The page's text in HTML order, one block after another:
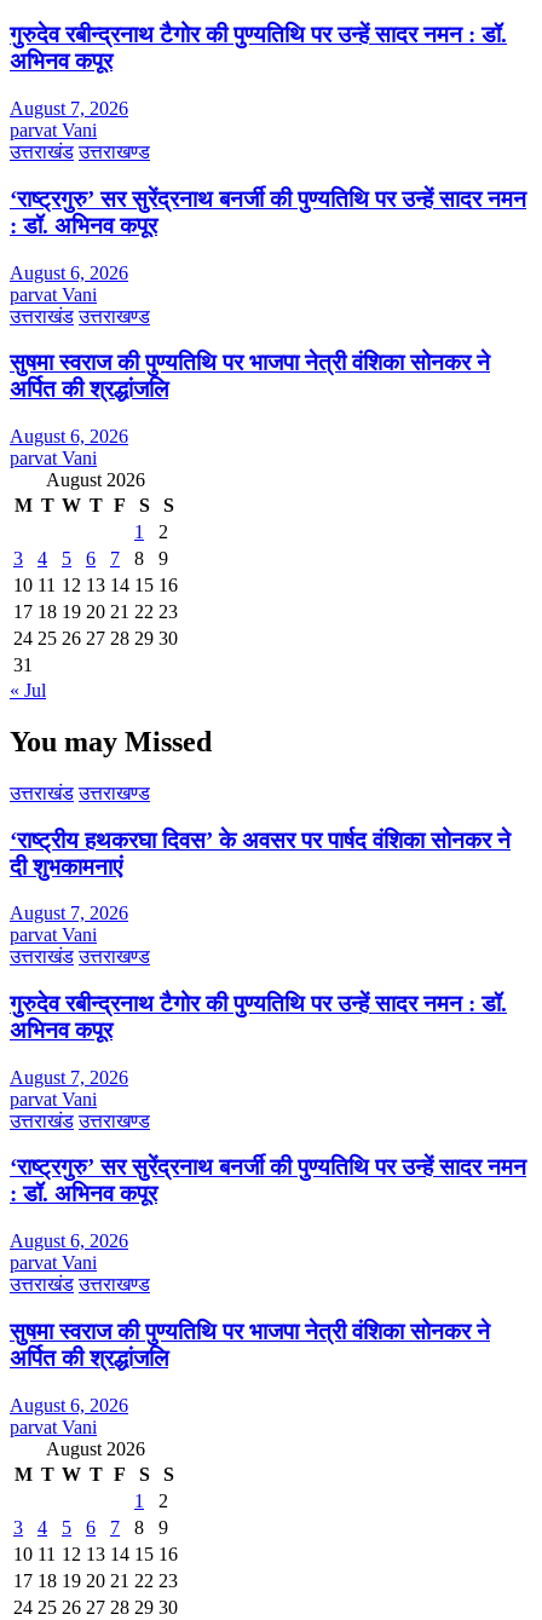
गुरुदेव रबीन्द्रनाथ टैगोर की पुण्यतिथि पर उन्हें सादर नमन : डॉ.
अभिनव कपूर
August 7, 2026
parvat Vani
उत्तराखंड उत्तराखण्ड
‘राष्ट्रगुरु’ सर सुरेंद्रनाथ बनर्जी की पुण्यतिथि पर उन्हें सादर नमन
: डॉ. अभिनव कपूर
August 6, 2026
parvat Vani
उत्तराखंड उत्तराखण्ड
सुषमा स्वराज की पुण्यतिथि पर भाजपा नेत्री वंशिका सोनकर ने
अर्पित की श्रद्धांजलि
August 6, 2026
parvat Vani
August 2026
M T W T F S
S
1
2
3
4 5 6 7 8
9
10 11 12 13 14 15 16
17 18 19 20 21 22 23
24 25 26 27 28 29 30
31
« Jul
You may Missed
उत्तराखंड उत्तराखण्ड
‘राष्ट्रीय हथकरघा दिवस’ के अवसर पर पार्षद वंशिका सोनकर ने
दी शुभकामनाएं
August 7, 2026
parvat Vani
उत्तराखंड उत्तराखण्ड
गुरुदेव रबीन्द्रनाथ टैगोर की पुण्यतिथि पर उन्हें सादर नमन : डॉ.
अभिनव कपूर
August 7, 2026
parvat Vani
उत्तराखंड उत्तराखण्ड
‘राष्ट्रगुरु’ सर सुरेंद्रनाथ बनर्जी की पुण्यतिथि पर उन्हें सादर नमन
: डॉ. अभिनव कपूर
August 6, 2026
parvat Vani
उत्तराखंड उत्तराखण्ड
सुषमा स्वराज की पुण्यतिथि पर भाजपा नेत्री वंशिका सोनकर ने
अर्पित की श्रद्धांजलि
August 6, 2026
parvat Vani
August 2026
M T W T F S
S
1
2
3
4 5 6 7 8
9
10 11 12 13 14 15 16
17 18 19 20 21 22 23
24 25 26 27 28 29 30